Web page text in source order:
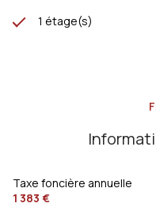
1 étage(s)
Taxe foncière annuelle
1 383 €